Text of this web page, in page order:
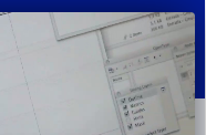
ECONOMÍA